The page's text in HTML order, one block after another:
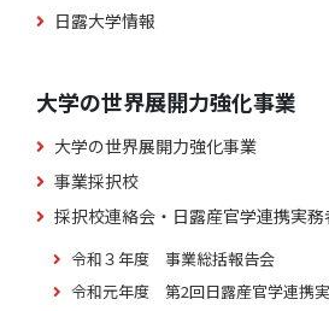
日露大学情報
大学の世界展開力強化事業
大学の世界展開力強化事業
事業採択校
採択校連絡会・日露産官学連携実
令和３年度 事業総括報告会
令和元年度 第2回日露産官学連携